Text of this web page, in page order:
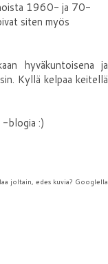
1960- ja 70-
siten myös
hyväkuntoisena ja
Kyllä kelpaa keitellä
-blogia :)
joltain, edes kuvia? Googlella